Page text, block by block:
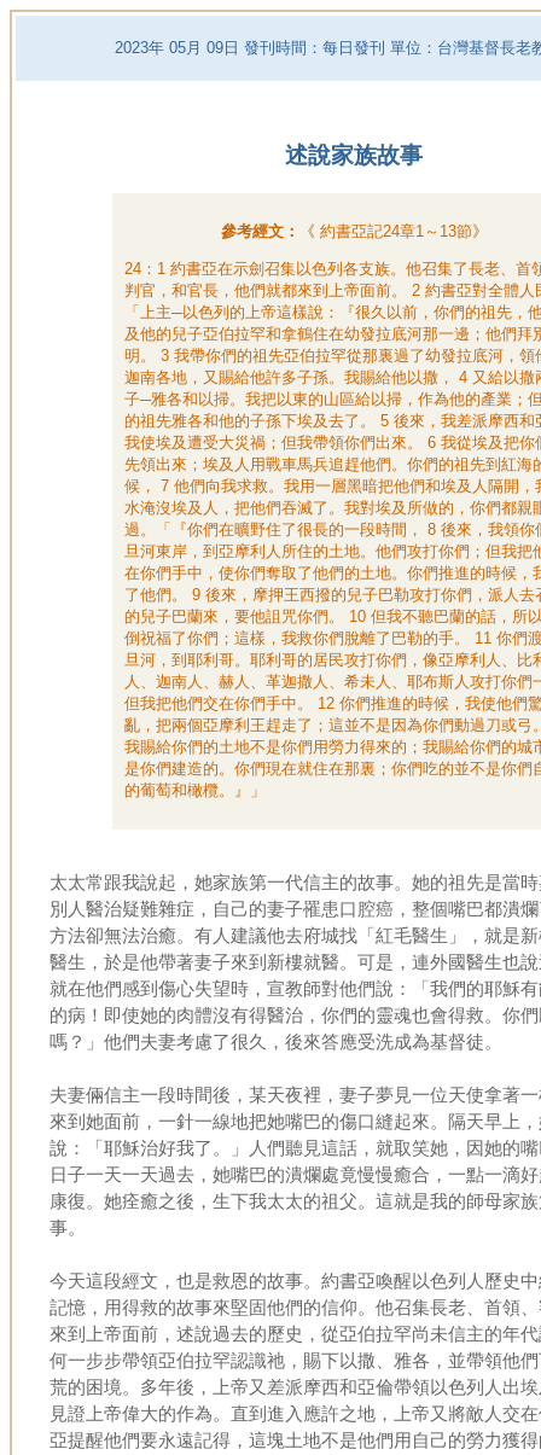
2023年 05月 09日 發刊時間：每日發刊 單位：台灣基督長老
述說家族故事
參考經文： 《 約書亞記24章1～13節》
24：1 約書亞在示劍召集以色列各支族。他召集了長老、首
判官，和官長，他們就都來到上帝面前。 2 約書亞對全體人
「上主─以色列的上帝這樣說：『很久以前，你們的祖先，
及他的兒子亞伯拉罕和拿鶴住在幼發拉底河那一邊；他們拜
明。 3 我帶你們的祖先亞伯拉罕從那裏過了幼發拉底河，領
迦南各地，又賜給他許多子孫。我賜給他以撒， 4 又給以撒
子─雅各和以掃。我把以東的山區給以掃，作為他的產業；
的祖先雅各和他的子孫下埃及去了。 5 後來，我差派摩西和
我使埃及遭受大災禍；但我帶領你們出來。 6 我從埃及把你
先領出來；埃及人用戰車馬兵追趕他們。你們的祖先到紅海
候， 7 他們向我求救。我用一層黑暗把他們和埃及人隔開，
水淹沒埃及人，把他們吞滅了。我對埃及所做的，你們都親
過。「『你們在曠野住了很長的一段時間， 8 後來，我領你
旦河東岸，到亞摩利人所住的土地。他們攻打你們；但我把
在你們手中，使你們奪取了他們的土地。你們推進的時候，
了他們。 9 後來，摩押王西撥的兒子巴勒攻打你們，派人去
的兒子巴蘭來，要他詛咒你們。 10 但我不聽巴蘭的話，所
倒祝福了你們；這樣，我救你們脫離了巴勒的手。 11 你們
旦河，到耶利哥。耶利哥的居民攻打你們，像亞摩利人、比
人、迦南人、赫人、革迦撒人、希未人、耶布斯人攻打你們
但我把他們交在你們手中。 12 你們推進的時候，我使他們
亂，把兩個亞摩利王趕走了；這並不是因為你們動過刀或弓
我賜給你們的土地不是你們用勞力得來的；我賜給你們的城
是你們建造的。你們現在就住在那裏；你們吃的並不是你們
的葡萄和橄欖。』」
太太常跟我說起，她家族第一代信主的故事。她的祖先是當
別人醫治疑難雜症，自己的妻子罹患口腔癌，整個嘴巴都潰
方法卻無法治癒。有人建議他去府城找「紅毛醫生」，就是
醫生，於是他帶著妻子來到新樓就醫。可是，連外國醫生也
就在他們感到傷心失望時，宣教師對他們說：「我們的耶穌
的病！即使她的肉體沒有得醫治，你們的靈魂也會得救。你
嗎？」他們夫妻考慮了很久，後來答應受洗成為基督徒。
夫妻倆信主一段時間後，某天夜裡，妻子夢見一位天使拿著
來到她面前，一針一線地把她嘴巴的傷口縫起來。隔天早上
說：「耶穌治好我了。」人們聽見這話，就取笑她，因她的
日子一天一天過去，她嘴巴的潰爛處竟慢慢癒合，一點一滴
康復。她痊癒之後，生下我太太的祖父。這就是我的師母家
事。
今天這段經文，也是救恩的故事。約書亞喚醒以色列人歷史
記憶，用得救的故事來堅固他們的信仰。他召集長老、首領
來到上帝面前，述說過去的歷史，從亞伯拉罕尚未信主的年
何一步步帶領亞伯拉罕認識祂，賜下以撒、雅各，並帶領他
荒的困境。多年後，上帝又差派摩西和亞倫帶領以色列人出
見證上帝偉大的作為。直到進入應許之地，上帝又將敵人交
亞提醒他們要永遠記得，這塊土地不是他們用自己的勞力獲